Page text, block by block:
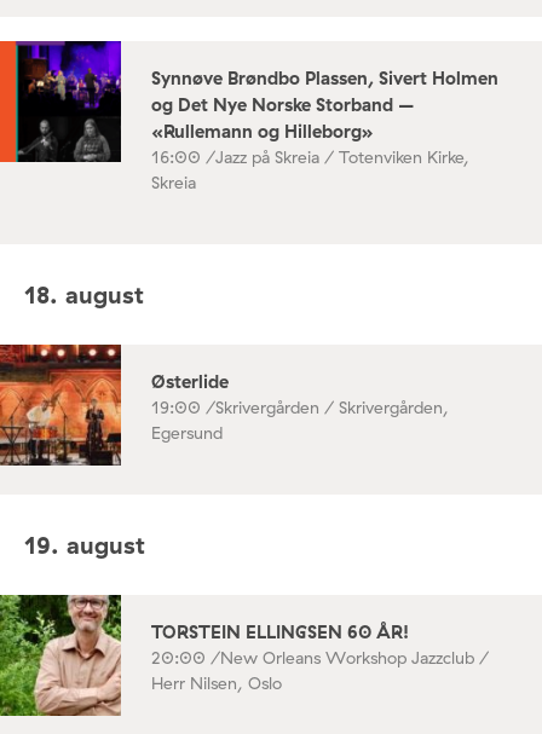
Synnøve Brøndbo Plassen, Sivert Holmen
og Det Nye Norske Storband –
«Rullemann og Hilleborg»
16:00 /Jazz på Skreia / Totenviken Kirke,
Skreia
18. august
Østerlide
19:00 /Skrivergården / Skrivergården,
Egersund
19. august
TORSTEIN ELLINGSEN 60 ÅR!
20:00 /New Orleans Workshop Jazzclub /
Herr Nilsen, Oslo